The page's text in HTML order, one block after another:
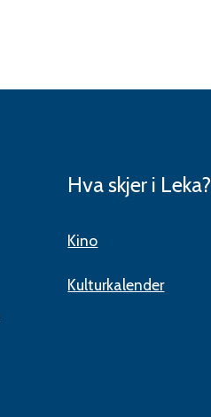
Hva skjer i Leka?
Kino
Kulturkalender